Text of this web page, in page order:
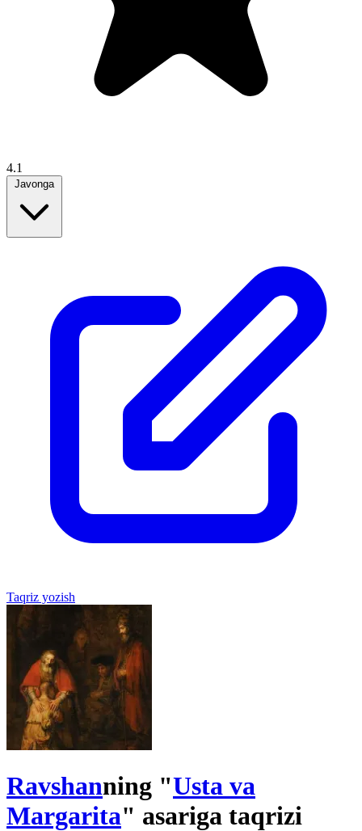
4.1
Javonga
Taqriz yozish
Ravshanning "Usta va
Margarita" asariga taqrizi